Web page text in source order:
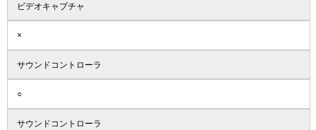
ビデオキャプチャ
×
サウンドコントローラ
○
サウンドコントローラ